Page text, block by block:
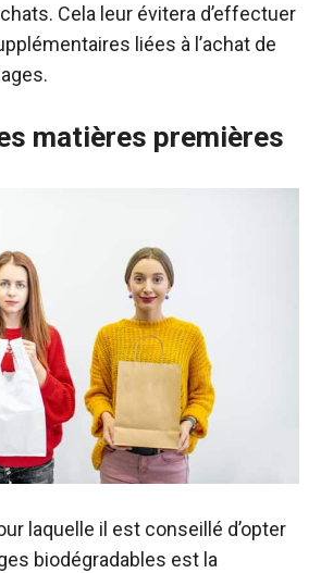
Cela leur évitera d’effectuer
liées à l’achat de
matières premières
laquelle il est conseillé d’opter
biodégradables est la